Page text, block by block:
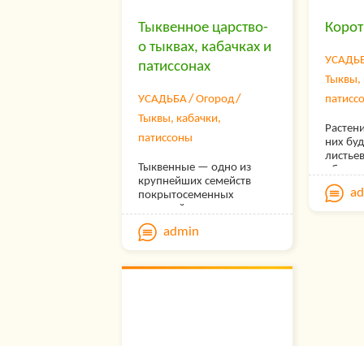
Тыквенное царство-
о тыквах, кабачках и
патиссонах
УСАДЬБА
Огород
Тыквы, кабачки,
патиссоны
Тыквенные — одно из
крупнейших семейств
покрытосеменных
растений, включающее
свыше 100 родов и около
1100 видов.
Распространено в
тропических и
admin
Тыквы,
них
роста